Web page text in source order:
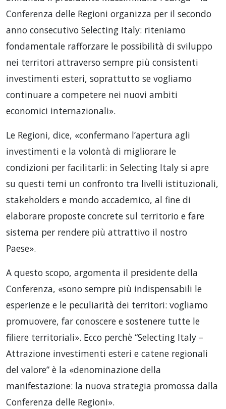
Conferenza delle Regioni organizza per il secondo
anno consecutivo Selecting Italy: riteniamo
fondamentale rafforzare le possibilità di sviluppo
nei territori attraverso sempre più consistenti
investimenti esteri, soprattutto se vogliamo
continuare a competere nei nuovi ambiti
economici internazionali».
Le Regioni, dice, «confermano l’apertura agli
investimenti e la volontà di migliorare le
condizioni per facilitarli: in Selecting Italy si apre
su questi temi un confronto tra livelli istituzionali,
stakeholders e mondo accademico, al fine di
elaborare proposte concrete sul territorio e fare
sistema per rendere più attrattivo il nostro
Paese».
A questo scopo, argomenta il presidente della
Conferenza, «sono sempre più indispensabili le
esperienze e le peculiarità dei territori: vogliamo
promuovere, far conoscere e sostenere tutte le
filiere territoriali». Ecco perchè “Selecting Italy –
Attrazione investimenti esteri e catene regionali
del valore” è la «denominazione della
manifestazione: la nuova strategia promossa dalla
Conferenza delle Regioni».